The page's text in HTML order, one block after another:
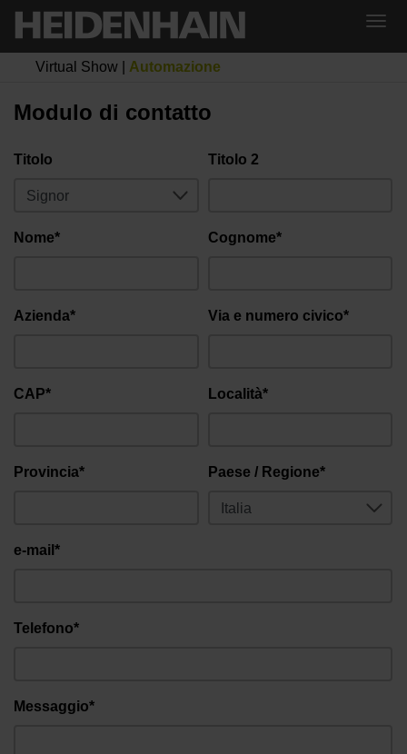
Virtual Show Automazione
Modulo di contatto
Titolo Titolo 2
Nome* Cognome*
Azienda* Via e numero civico*
CAP* Località*
Provincia* Paese / Regione*
e-mail*
Telefono*
Messaggio*